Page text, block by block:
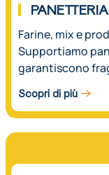
PANETTERIA
Farine, mix e
Supportiamo
garantiscono
Scopri di più